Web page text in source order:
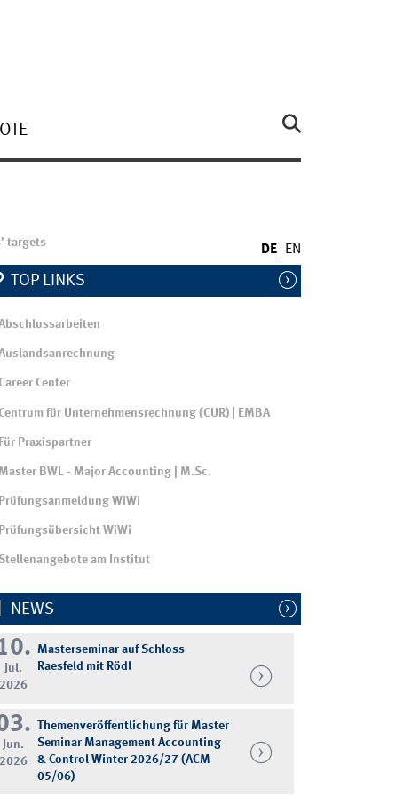
DE EN
targets
TOP LINKS
Center
für Unternehmensrechnung (CUR) | EMBA
Für Praxispartner
Master BWL - Major Accounting | M.Sc.
Prüfungsanmeldung WiWi
Prüfungsübersicht WiWi
Stellenangebote am Institut
NEWS
Jul.
2026
Masterseminar auf Schloss
Raesfeld mit Rödl
Jun.
2026
Themenveröffentlichung für Master
Seminar Management Accounting
& Control Winter 2026/27 (ACM
05/06)